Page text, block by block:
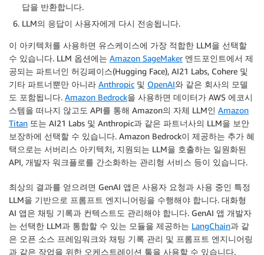
답을 반환합니다.
LLM의 응답이 사용자에게 다시 전송됩니다.
이 아키텍처를 사용하면 유스케이스에 가장 적합한 LLM을 선택할
수 있습니다. LLM 옵션에는 Amazon SageMaker엔드포인트에서 제
공되는 파트너인 허깅페이스(Hugging Face), AI21 Labs, Cohere 및
기타 파트너뿐만 아니라 Anthropic 및 OpenAI와 같은 회사의 모델
도 포함됩니다. Amazon Bedrock을 사용하면 데이터가 AWS 에코시
스템을 떠나지 않고도 API를 통해 Amazon의 자체 LLM인 Amazon
Titan 또는 AI21 Labs 및 Anthropic과 같은 파트너사의 LLM을 보안
보장하에 선택할 수 있습니다. Amazon Bedrock이 제공하는 추가 혜
택으로는 서버리스 아키텍처, 지원되는 LLM을 호출하는 일원화된
API, 개발자 워크플로를 간소화하는 관리형 서비스 등이 있습니다.
최상의 결과를 얻으려면 GenAI 앱은 사용자 요청과 사용 중인 특정
LLM을 기반으로 프롬프트 엔지니어링을 수행해야 합니다. 대화형
AI 앱은 채팅 기록과 컨텍스트도 관리해야 합니다. GenAI 앱 개발자
는 선택한 LLM과 통합할 수 있는 모듈을 제공하는 LangChain과 같
은 오픈 소스 프레임워크와 채팅 기록 관리 및 프롬프트 엔지니어링
과 같은 작업을 위한 오케스트레이션 툴을 사용할 수 있습니다.